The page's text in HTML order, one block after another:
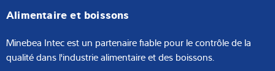
Alimentaire et boissons
Minebea Intec est un partenaire fiable pour le contrôle de la
qualité dans l'industrie alimentaire et des boissons.